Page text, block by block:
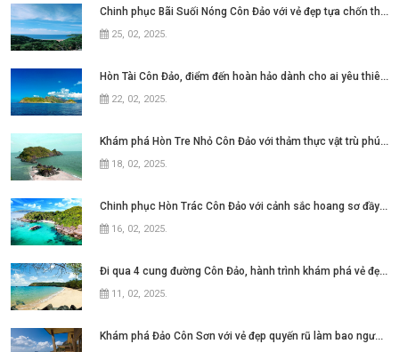
Chinh phục Bãi Suối Nóng Côn Đảo với vẻ đẹp tựa chốn thiên đường
25, 02, 2025.
Hòn Tài Côn Đảo, điểm đến hoàn hảo dành cho ai yêu thiên nhiên
22, 02, 2025.
Khám phá Hòn Tre Nhỏ Côn Đảo với thảm thực vật trù phú đầy ấn tượng
18, 02, 2025.
Chinh phục Hòn Trác Côn Đảo với cảnh sắc hoang sơ đầy ấn tượng
16, 02, 2025.
Đi qua 4 cung đường Côn Đảo, hành trình khám phá vẻ đẹp quyến rũ
11, 02, 2025.
Khám phá Đảo Côn Sơn với vẻ đẹp quyến rũ làm bao người đắm say